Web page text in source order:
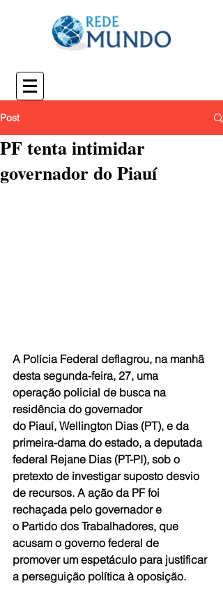
Post
PF tenta intimidar
governador do Piauí
A Polícia Federal deflagrou, na manhã
desta segunda-feira, 27, uma
operação policial de busca na
residência do governador
do Piauí, Wellington Dias (PT), e da
primeira-dama do estado, a deputada
federal Rejane Dias (PT-PI), sob o
pretexto de investigar suposto desvio
de recursos. A ação da PF foi
rechaçada pelo governador e
o Partido dos Trabalhadores, que
acusam o governo federal de
promover um espetáculo para justificar
a perseguição política à oposição.